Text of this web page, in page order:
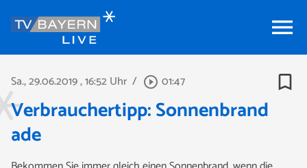
menu
Sa., 29.06.2019, 16:52 Uhr / play_circle_outline 01:47 bookmark_border
Verbrauchertipp: Sonnenbrand
ade